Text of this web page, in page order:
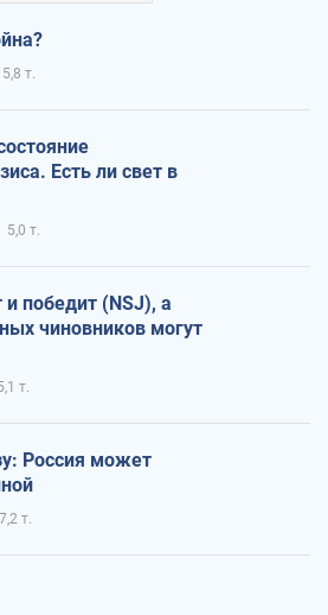
5,8 т.
Есть ли свет в
5,0 т.
победит (NSJ), а
чиновников могут
т.
Россия может
7,2 т.